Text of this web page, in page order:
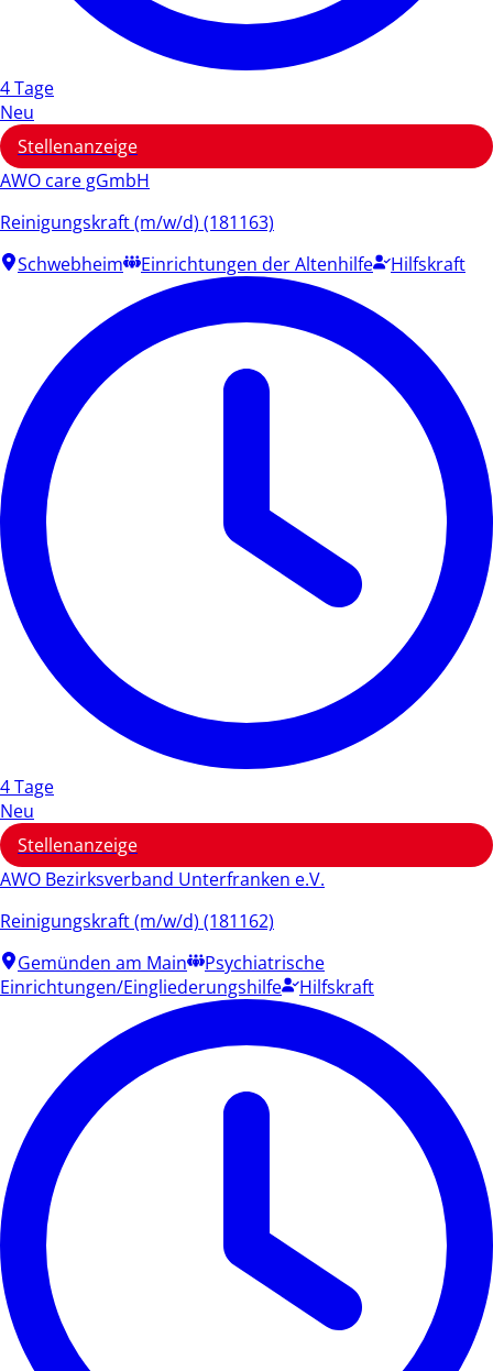
4 Tage
Neu
Stellenanzeige
AWO care gGmbH
Reinigungskraft (m/w/d) (181163)
Schwebheim
Einrichtungen der Altenhilfe Hilfskraft
4 Tage
Neu
Stellenanzeige
AWO Bezirksverband Unterfranken e.V.
Reinigungskraft (m/w/d) (181162)
Gemünden am Main
Psychiatrische
Einrichtungen/Eingliederungshilfe
Hilfskraft